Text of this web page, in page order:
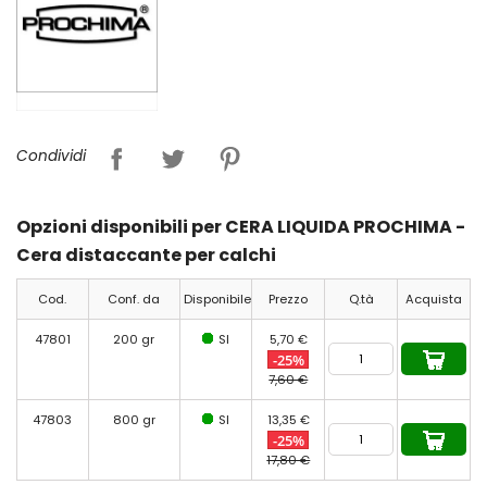
Condividi
Opzioni disponibili per CERA LIQUIDA PROCHIMA -
Cera distaccante per calchi
Cod. Conf. da Disponibile Prezzo Q.tà Acquista
47801 200 gr SI 5,70 €
-25%
7,60 €
47803 800 gr SI 13,35 €
-25%
17,80 €